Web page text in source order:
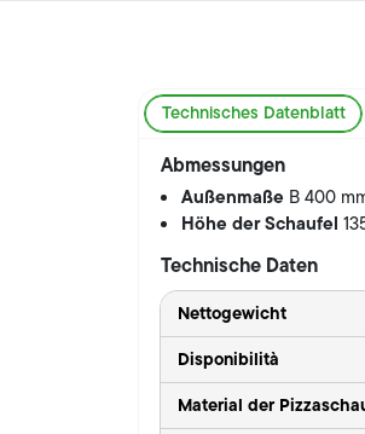
Technisches Datenblatt
Abmessungen
Außenmaße B 400
Höhe der Schaufel
Technische Daten
Nettogewicht
Disponibilità
Material der